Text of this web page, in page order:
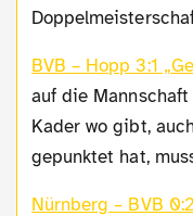
BVB – Hopp 3:1
auf die
Kader wo gibt,
gepunktet hat,
Nürnberg – BVB